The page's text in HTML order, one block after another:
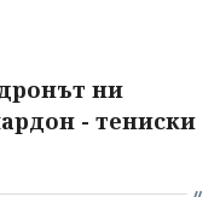
ни
- тениски